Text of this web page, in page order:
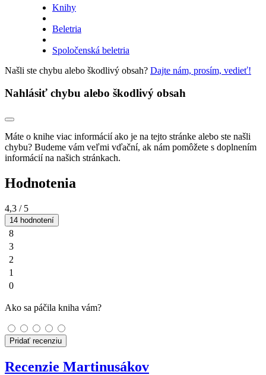
Knihy
Beletria
Spoločenská beletria
Našli ste chybu alebo škodlivý obsah? Dajte nám, prosím, vedieť!
Nahlásiť chybu alebo škodlivý obsah
Máte o knihe viac informácií ako je na tejto stránke alebo ste našli
chybu? Budeme vám veľmi vďační, ak nám pomôžete s doplnením
informácií na našich stránkach.
Hodnotenia
4,3 / 5
14 hodnotení
8
3
2
1
0
Ako sa páčila kniha vám?
Pridať recenziu
Recenzie Martinusákov